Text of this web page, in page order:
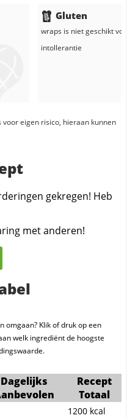
Gluten
wraps is niet geschikt
intollerantie
eigen risico, hieraan kunnen
gekregen! Heb
met anderen!
Klik of druk op een
welk ingrediënt de hoogste
Dagelijks
Recept
Totaal
1200 kcal